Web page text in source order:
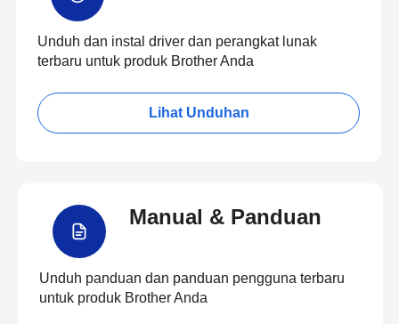
Unduh dan instal driver dan perangkat lunak
terbaru untuk produk Brother Anda
Lihat Unduhan
Manual & Panduan
Unduh panduan dan panduan pengguna terbaru
untuk produk Brother Anda